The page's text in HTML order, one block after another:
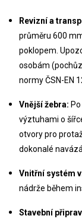
Revizní a
průměru 600
poklopem.
osobám
normy ČSN-EN
Vnější žebra:
výztuhami o
otvory pro
dokonalé
Vnitřní systém
nádrže během
Stavební